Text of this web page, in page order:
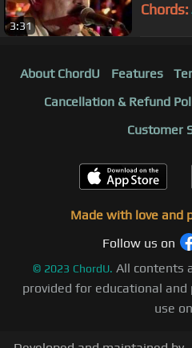
3:31
Chords:
About ChordU Features
Cancellation & Refund
Customer
Made with love and
Follow us on
© 2023 ChordU. All contents
provided for educational
use